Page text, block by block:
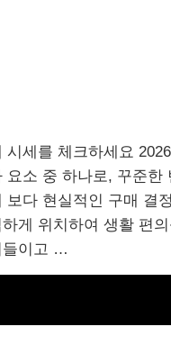
시세를 체크하세요
요소 중 하나로, 꾸준한
보다 현실적인 구매 결
하게 위치하여 생활 편
들이고 …